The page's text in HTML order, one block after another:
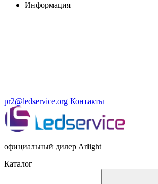
Информация
pr2@ledservice.org Контакты
официальный дилер Arlight
Каталог